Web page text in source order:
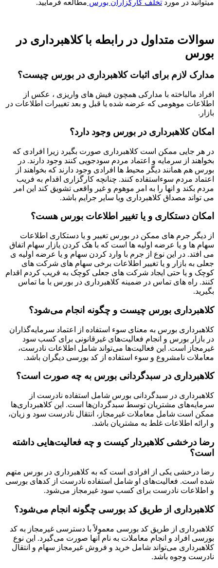
میتوانید در مورد تخلف کارگزاران بورس مطالعه فرمایید.
سوالات متداول در رابطه با کلاهبرداری در
بورس
مدارک لازم برای اثبات کلاهبرداری در بورس چیست؟
افراد مالباخته با مدارکی همچون فیش های واریزی ، عکس از
اطلاعات موهومی که عرضه شده یا قبل و بعد تغییرات اطلاعات در
بازار.
امکان کلاهبرداری در بورس وجود دارد؟
در هر جایی ممکن است کلاهبرداری صورت بگیرد زیرا افرادی که
بخواهند از سرمایه و اعتماد مردم سودجویی کنند وجود دارند. در
بورس هم همانند دیگر محیط ها افرادی وجود دارند که بخواهند از
اعتماد مردم سوءاستفاده کنند. چنانچه کارگزاری اقدام به فریب
مردم بکند و انها را به امر موهوم و غیر واقعی تشویق کند این امر
می تواند مصداق کلاهبرداری ویا سایر جرایم باشد.
امکان دستکاری و یا تغییر اطلاعات بورس هست؟
از دیگر جرم های ممکن در بورس تغییر و یا دستکاری اطلاعات
سهام ها و یا عرضه اولیه ها است که با هک کردن یازار سهام اتفاق
می افتد. در این نوع از جرم با وارد کردن سهام و یا عرضه اولیه ی
جعلی به بازار و یا تغییر اطلاعات برخی سهام های شرکت های
کوچک و یا حتی ایجاد شرکت های جعلی کوچک به فریب کردم اقدام
کنند. راه های تماس در ضمینه کلاهبرداری در بورس با ما تماس
بگیرید.
کلاهبرداری بورس چیست و چگونه انجام می‌شود؟
کلاهبرداری بورس به معنای سوء استفاده از اعتماد سرمایه‌گذاران
در بازار بورس و انجام فعالیت‌های غیرقانونی برای کسب سود
غیرمجاز است. این فعالیت‌ها می‌تواند شامل اطلاعات نادرست،
معاملات نامشروع و سوء استفاده از کد بورسی دیگران باشد.
کلاهبرداری در سبدگردانی بورس به چه صورت است؟
کلاهبرداری در سبدگردانی بورس شامل استفاده نادرست از
سرمایه‌های مشتریان توسط سبدگردان‌ها است. این کلاهبرداری‌ها
ممکن است شامل معاملات غیرمجاز، انتقال نادرست سود و زیان،
و ارائه اطلاعات غلط به مشتریان باشد.
رضا درخشی کلاهبردار کیست و چه فعالیت‌هایی داشته
است؟
رضا درخشی یکی از افرادی است که به کلاهبرداری در بورس متهم
شده است. فعالیت‌های او شامل استفاده نادرست از کدهای بورسی
و اطلاعات نادرست برای کسب سود غیرمجاز می‌شود.
کلاهبرداری از طریق کد بورسی چگونه انجام می‌شود؟
کلاهبرداری از طریق کد بورسی معمولاً با دسترسی غیرمجاز به کد
بورسی افراد و انجام معاملات به نام آنها صورت می‌گیرد. این نوع
کلاهبرداری می‌تواند شامل خرید و فروش غیرمجاز سهام و انتقال
نادرست وجوه باشد.